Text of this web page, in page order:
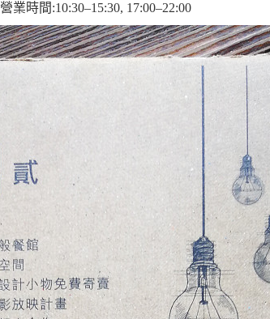
營業時間:10:30–15:30, 17:00–22:00